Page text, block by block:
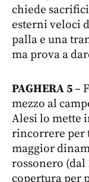
chiede
esterni veloci
palla e una
ma prova a
PAGHERA 5–
mezzo al
Alesi lo mette
rincorrere per
maggior
rossonero (dal
copertura per